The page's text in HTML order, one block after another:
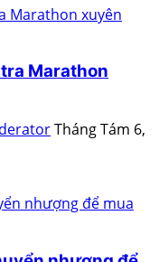
Marathon
Tháng Tám 6,